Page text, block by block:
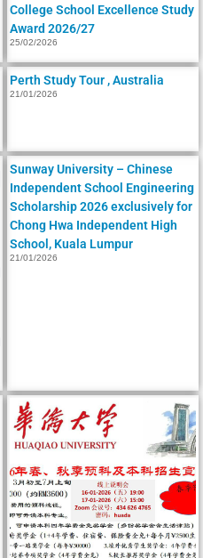
College School Excellence Study
Award 2026/27
25/02/2026
Perth Study Tour , Australia
21/01/2026
Sunway University – Chinese
Independent School Engineering
Scholarship 2026 exclusively for
Chong Hwa Independent High
School, Kuala Lumpur
21/01/2026